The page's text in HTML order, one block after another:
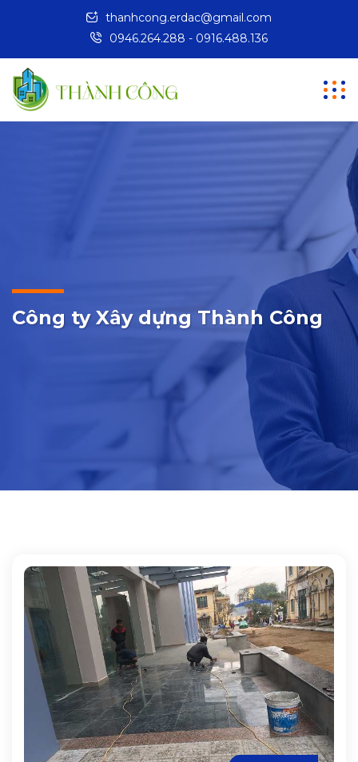
thanhcong.erdac@gmail.com
0946.264.288 - 0916.488.136
Công ty Xây dựng Thành Công